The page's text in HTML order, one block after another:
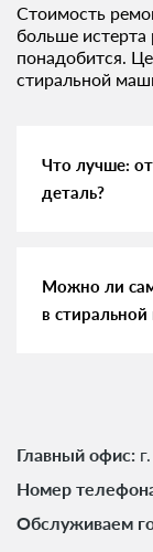
Стоимость
больше истерта
понадобится.
стиральной
Что лучше:
деталь?
Можно ли
в
Главный офис:
Номер
Обслуживаем